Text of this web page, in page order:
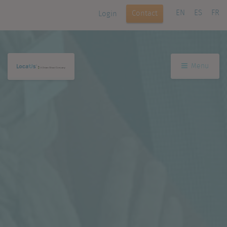
Login Contact EN ES FR
Menu